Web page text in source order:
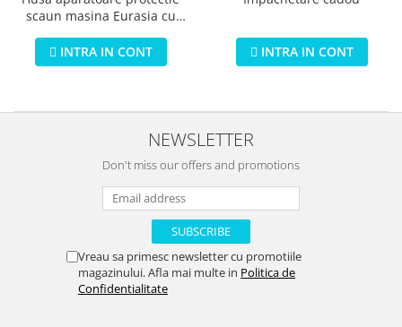
scaun masina Eurasia cu
INTRA IN CONT
INTRA IN CONT
NEWSLETTER
Don't miss our offers and promotions
Vreau sa primesc newsletter cu promotiile
magazinului. Afla mai multe in Politica de
Confidentialitate